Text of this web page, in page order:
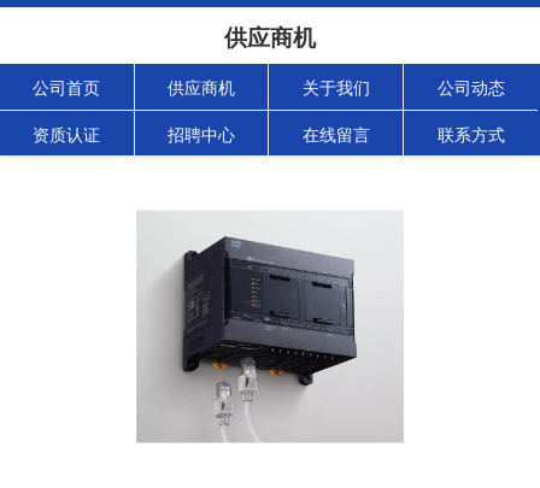
供应商机
公司首页 供应商机 关于我们 公司动态
资质认证 招聘中心 在线留言 联系方式